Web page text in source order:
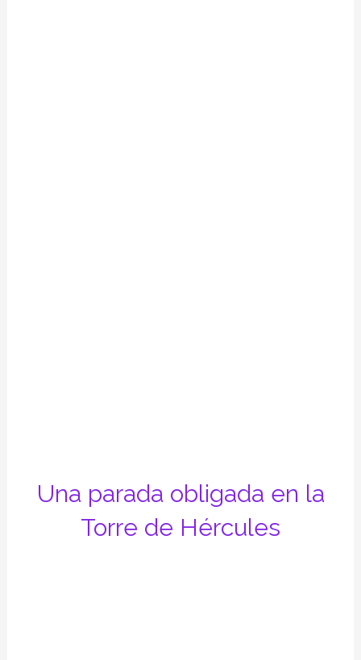
Una parada obligada en la
Torre de Hércules